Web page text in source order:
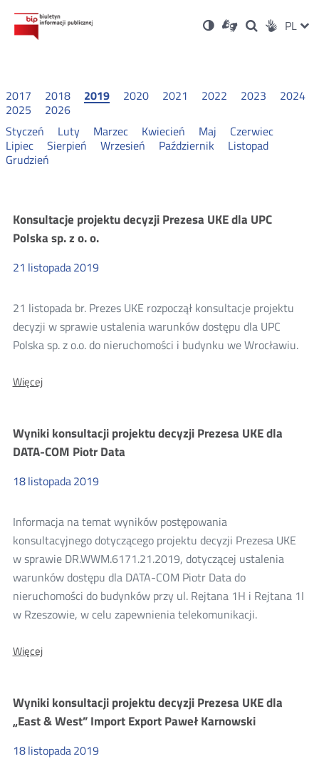
Ustawienia
Wersja
kontrastowa
Dla
niesłyszących
OtwórzOtwórz
w
Otwórz
w
Social PL
2017 2018 2019 2020 2021 2022 2023
2024
2025
2026
Styczeń
Luty Marzec Kwiecień Maj
Czerwiec
Lipiec
Sierpień Wrzesień Październik
Listopad
Grudzień
Konsultacje
konsultacji
2019
Konsultacje projektu decyzji Prezesa UKE dla UPC
Polska sp. z o. o.
21 listopada2019
21 listopada br. Prezes UKE rozpoczął konsultacje projektu
decyzji w sprawie ustalenia warunków dostępu dla UPC
Polska sp. z o.o. do nieruchomości i budynku we Wrocławiu.
WięcejO:
Prezesa
UKE
dla
Polska
o.
o.
Wyniki konsultacji projektu decyzji Prezesa UKE dla
DATA-COM Piotr Data
18listopada2019
Informacja na temat wyników postępowania
konsultacyjnego dotyczącego projektu decyzji Prezesa UKE
w sprawie DR.WWM.6171.21.2019, dotyczącej ustalenia
warunków dostępu dla DATA-COM Piotr Data do
nieruchomości do budynków przy ul. Rejtana 1H i Rejtana 1I
w Rzeszowie, w celu zapewnienia telekomunikacji.
WięcejO:
decyzji
Prezesa
UKE
DATA-
Wyniki konsultacji projektu decyzji Prezesa UKE dla
„East & West” Import Export Paweł Karnowski
18listopada2019